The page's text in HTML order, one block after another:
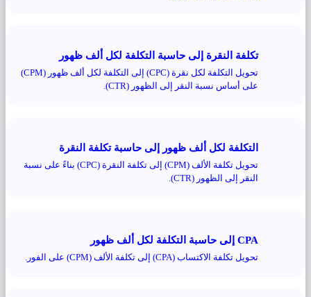
تكلفة النقرة إلى حاسبة التكلفة لكل ألف ظهور
تحويل التكلفة لكل نقرة (CPC) إلى التكلفة لكل ألف ظهور (CPM)
على أساس نسبة النقر إلى الظهور (CTR).
التكلفة لكل ألف ظهور إلى حاسبة تكلفة النقرة
تحويل تكلفة الألف (CPM) إلى تكلفة النقرة (CPC) بناءً على نسبة
النقر إلى الظهور (CTR).
CPA إلى حاسبة التكلفة لكل ألف ظهور
تحويل تكلفة الاكتساب (CPA) إلى تكلفة الألف (CPM) على الفور.